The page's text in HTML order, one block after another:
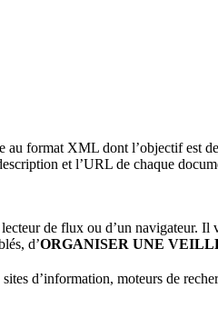
au format XML dont l’objectif est de
et l’URL de chaque
de flux ou d’un navigateur. Il
d’ORGANISER UNE
d’information, moteurs de